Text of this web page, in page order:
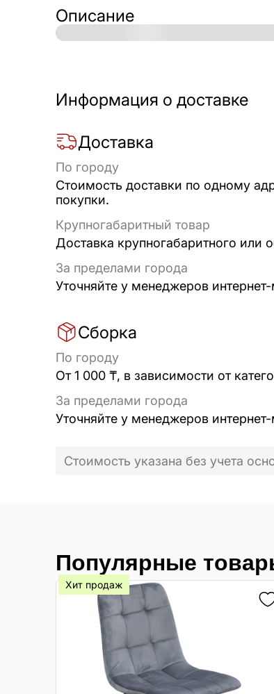
Описание
Информация о доставке
Доставка
По городу
Стоимость доставки по одному
покупки.
Крупногабаритный товар
Доставка крупногабаритного или
За пределами города
Уточняйте у менеджеров
Сборка
По городу
От 1 000 ₸, в зависимости от
За пределами города
Уточняйте у менеджеров
Стоимость указана без учета
Популярные
Хит продаж